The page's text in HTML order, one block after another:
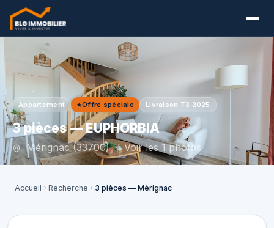
Appartement Offre spéciale Livraison T3 2025
3 pièces — EUPHORBIA
Mérignac (33700) ·Voir les 1 photos
Accueil Recherche 3 pièces — Mérignac